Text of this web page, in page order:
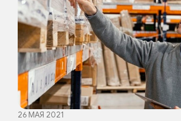
26 МАЯ 2021